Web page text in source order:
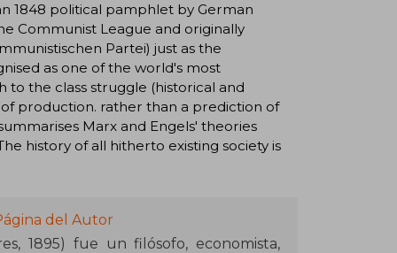
1848 political pamphlet by German
Communist League and originally
Partei) just as the
as one of the world's most
the class struggle (historical and
production. rather than a prediction of
Marx and Engels' theories
history of all hitherto existing society is
del Autor
1895) fue un filósofo, economista,